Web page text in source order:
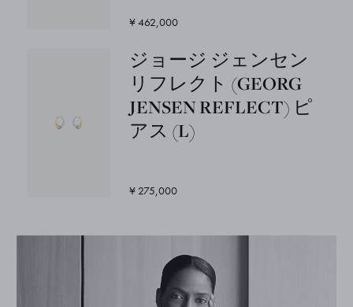
¥ 462,000
ジョージ ジェンセン
リフレクト (GEORG
JENSEN REFLECT) ピ
アス (L)
¥ 275,000